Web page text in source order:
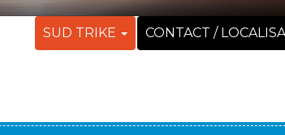
SUD TRIKE CONTACT /